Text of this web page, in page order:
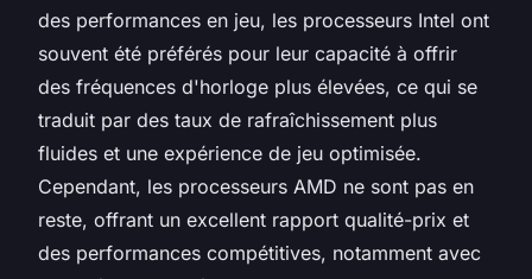
des performances en jeu, les processeurs Intel ont
souvent été préférés pour leur capacité à offrir
des fréquences d'horloge plus élevées, ce qui se
traduit par des taux de rafraîchissement plus
fluides et une expérience de jeu optimisée.
Cependant, les processeurs AMD ne sont pas en
reste, offrant un excellent rapport qualité-prix et
des performances compétitives, notamment avec